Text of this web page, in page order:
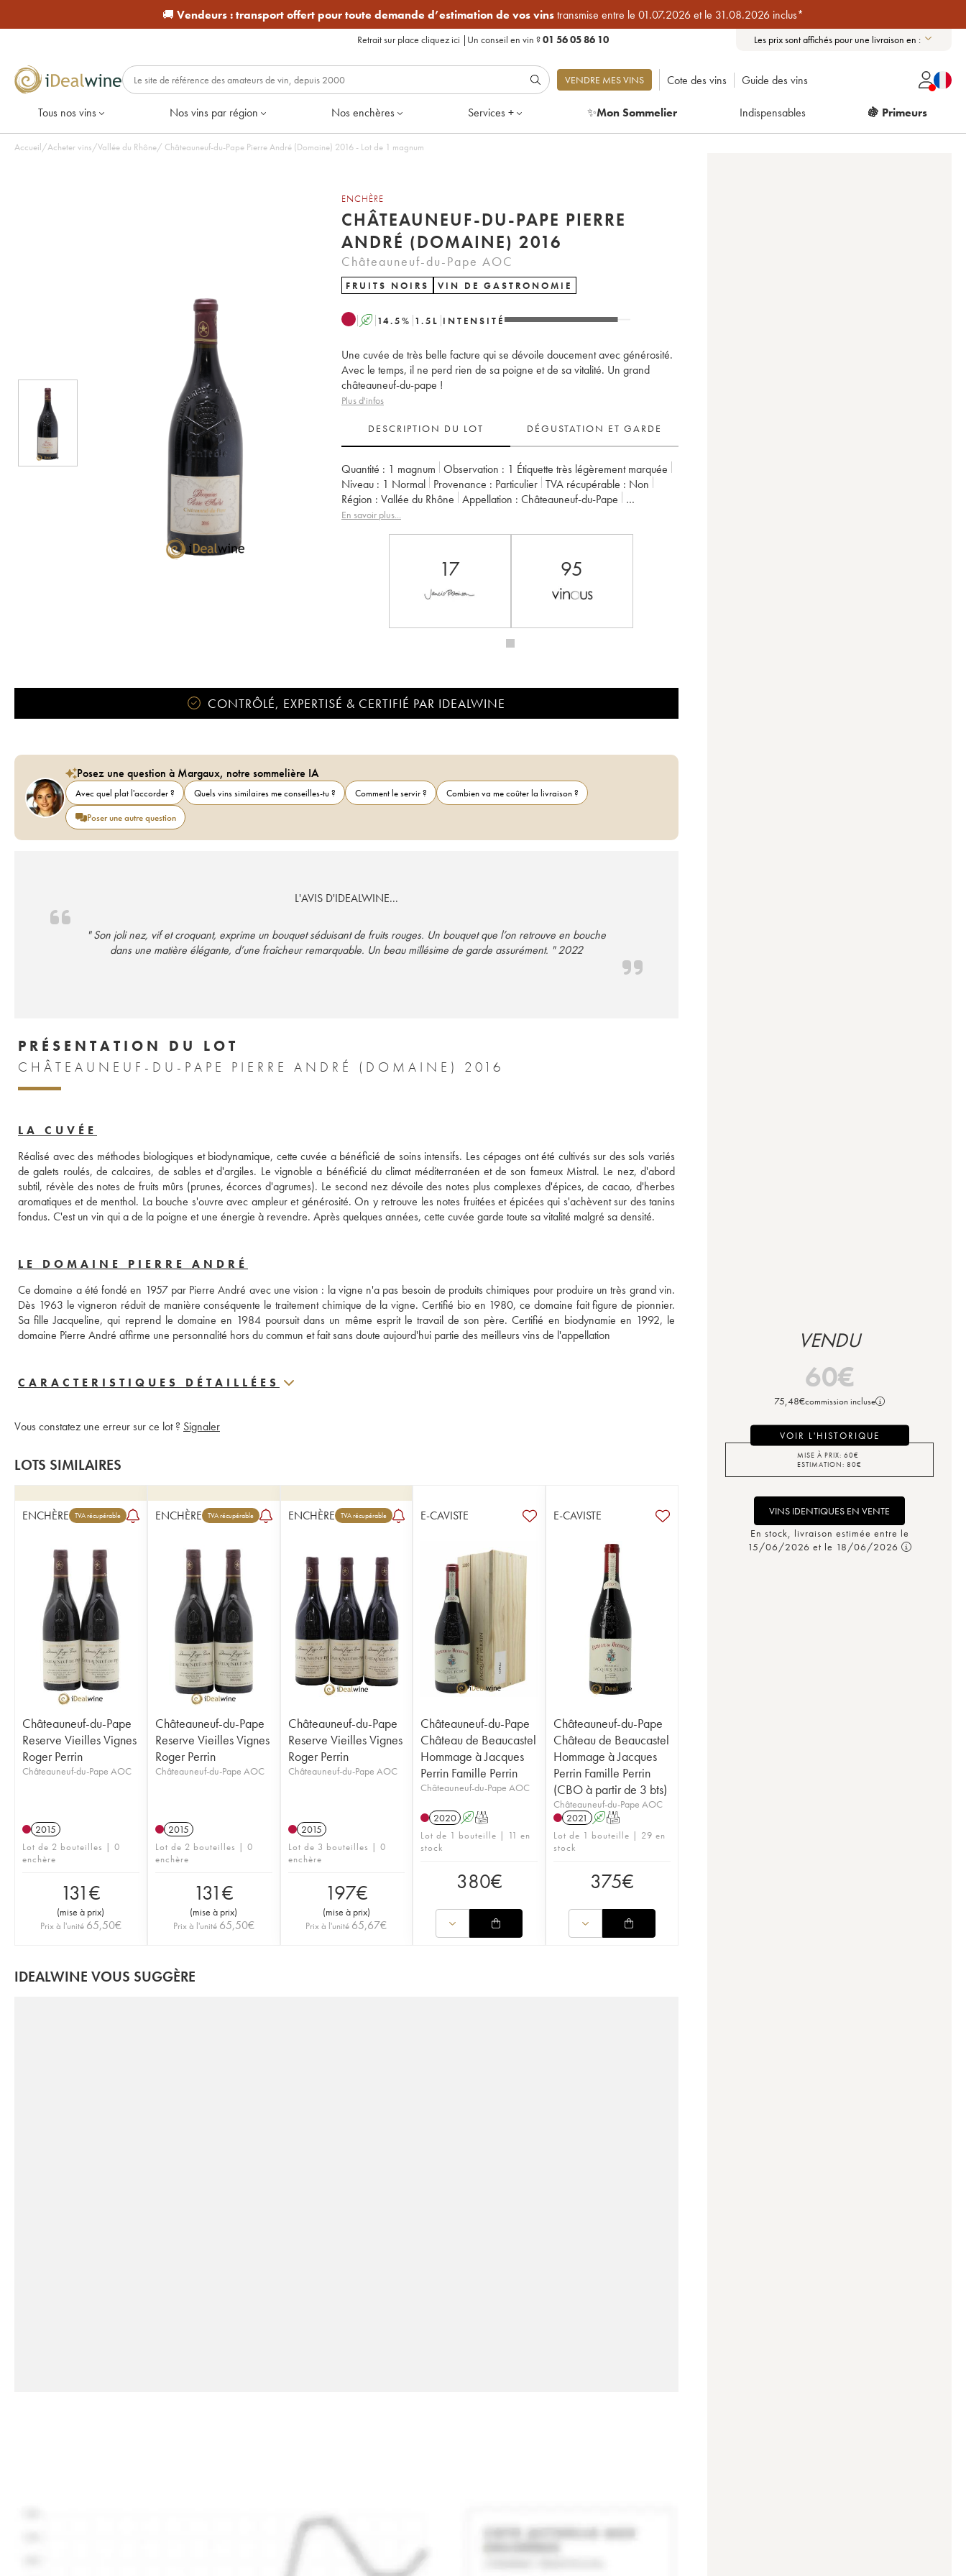
🚚 Vendeurs :transport offert pour toute demande d’estimation de vos vinstransmise entre le 01.07.2026 et le 31.08.2026 inclus*
Retrait sur place cliquez ici | Un conseil en vin ?01 56 05 86 10 Les prix sont affichés pour une livraison en :
VENDRE MES VINS Cote des vins Guide des vins
Tous nos vins Nos vins par région Nos enchères Services + ✨Mon Sommelier Indispensables 🍇 Primeurs
Accueil/Acheter vins/Vallée du Rhône/ Châteauneuf-du-Pape Pierre André (Domaine) 2016 - Lot de 1 magnum
ENCHÈRE
CHÂTEAUNEUF-DU-PAPE PIERRE
ANDRÉ (DOMAINE) 2016
Châteauneuf-du-Pape AOC
FRUITS NOIRS VIN DE GASTRONOMIE
A 14.5% 1.5 L INTENSITÉ
Une cuvée de très belle facture qui se dévoile doucement avec générosité.
Avec le temps, il ne perd rien de sa poigne et de sa vitalité. Un grand
châteauneuf-du-pape !
Plus d'infos
DESCRIPTION DU LOT DÉGUSTATION ET GARDE
Quantité : 1 magnum Observation : 1 Étiquette très légèrement marquée
Niveau : 1 Normal Provenance : particulier TVA récupérable :
non
Région :
Vallée du Rhône Appellation :
Châteauneuf-du-Pape
Propriétaire :
En savoir plus...
17 95
CONTRÔLÉ, EXPERTISÉ & CERTIFIÉ PAR IDEALWINE
Posez une question à Margaux, notre sommelière IA
Avec quel plat l'accorder ? Quels vins similaires me conseilles-tu ? Comment le servir ?
Combien va me coûter la livraison ?
Poser une autre question
L'AVIS D'IDEALWINE...
" Son joli nez, vif et croquant, exprime un bouquet séduisant de fruits rouges. Un bouquet que l’on retrouve en bouche
dans une matière élégante, d’une fraîcheur remarquable. Un beau millésime de garde assurément. " 2022
PRÉSENTATION DU LOT
CHÂTEAUNEUF-DU-PAPE PIERRE ANDRÉ (DOMAINE) 2016
LA CUVÉE
Réalisé avec des méthodes biologiques et biodynamique, cette cuvée a bénéficié de soins intensifs. Les cépages ont été cultivés sur des sols variés
de galets roulés, de calcaires, de sables et d'argiles. Le vignoble a bénéficié du climat méditerranéen et de son fameux Mistral. Le nez, d'abord
subtil, révèle des notes de fruits mûrs (prunes, écorces d'agrumes). Le second nez dévoile des notes plus complexes d'épices, de cacao, d'herbes
aromatiques et de menthol. La bouche s'ouvre avec ampleur et générosité. On y retrouve les notes fruitées et épicées qui s'achèvent sur des tanins
LE DOMAINE PIERRE ANDRÉ
Ce domaine a été fondé en 1957 par Pierre André avec une vision : la vigne n'a pas besoin de produits chimiques pour produire un très grand vin.
Dès 1963 le vigneron réduit de manière conséquente le traitement chimique de la vigne. Certifié bio en 1980, ce domaine fait figure de pionnier.
Sa fille Jacqueline, qui reprend le domaine en 1984 poursuit dans un même esprit le travail de son père. Certifié en biodynamie en 1992, le
domaine Pierre André affirme une personnalité hors du commun et fait sans doute aujourd'hui partie des meilleurs vins de l'appellation
CARACTERISTIQUES DÉTAILLÉES
Vous constatez une erreur sur ce lot ? Signaler
LOTS SIMILAIRES
ENCHÈRE TVA récupérable
Châteauneuf-du-Pape
Reserve Vieilles Vignes
Roger Perrin
Châteauneuf-du-Pape AOC
2015
Lot de 2 bouteilles | 0
enchère
131€
(mise à prix)
Prix à l'unité 65,50€
ENCHÈRE TVA récupérable
Châteauneuf-du-Pape
Reserve Vieilles Vignes
Roger Perrin
Châteauneuf-du-Pape AOC
2015
Lot de 2 bouteilles | 0
enchère
131€
(mise à prix)
Prix à l'unité 65,50€
ENCHÈRE TVA récupérable
Châteauneuf-du-Pape
Reserve Vieilles Vignes
Roger Perrin
Châteauneuf-du-Pape AOC
2015
Lot de 3 bouteilles | 0
enchère
197€
(mise à prix)
Prix à l'unité 65,67€
E-CAVISTE
Châteauneuf-du-Pape
Château de Beaucastel
Hommage à Jacques
Perrin Famille Perrin
Châteauneuf-du-Pape AOC
2020 AT
Lot de 1 bouteille | 11 en
stock
380€
E-CAVISTE
Châteauneuf-du-Pape
Château de Beaucastel
Hommage à Jacques
Perrin Famille Perrin
(CBO à partir de 3 bts)
Châteauneuf-du-Pape AOC
2021
AT
Lot de 1 bouteille | 29 en
stock
375€
IDEALWINE VOUS SUGGÈRE
VENDU
60€
75,48€commission incluse
VOIR L'HISTORIQUE
MISE À PRIX: 60€
ESTIMATION: 80€
VINS IDENTIQUES EN VENTE
En stock, livraison estimée entre le
15/06/2026 et le 18/06/2026